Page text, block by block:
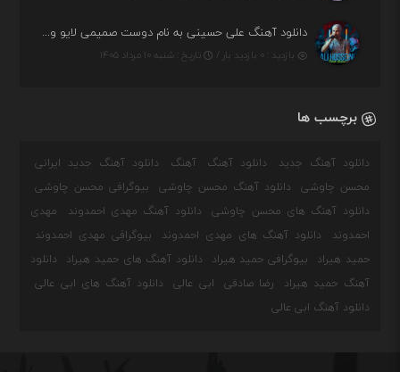
دانلود آهنگ علی حسینی به نام دوست صمیمی لایو ورژن
بازدید : ۰ بازدید بار / تاریخ : شنبه ۱۰ مرداد ۱۴۰۵
برچسب ها
دانلود آهنگ جدید دانلود آهنگ آهنگ
دانلود آهنگ جدید ایرانی
محسن چاوشی
دانلود آهنگ محسن چاوشی
بیوگرافی محسن چاوشی
دانلود آهنگ های محسن چاوشی
دانلود آهنگ مهدی احمدوند
مهدی
احمدوند
دانلود آهنگ های مهدی احمدوند
بیوگرافی مهدی احمدوند
حمید هیراد
بیوگرافی حمید هیراد دانلود آهنگ های حمید هیراد
دانلود
آهنگ حمید هیراد
رضا صادقی ابی عالی
دانلود آهنگ های ابی عالی
دانلود آهنگ ابی عالی